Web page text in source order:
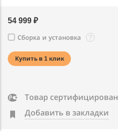
54 999 ₽
Сборка и установка ?
Купить в 1 клик
Товар сертифицирован
Добавить в закладки